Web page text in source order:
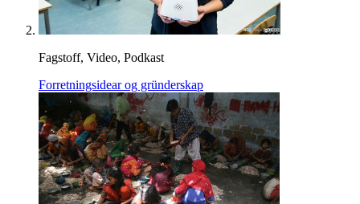
Fagstoff, Video, Podkast
Forretningsidear og gründerskap